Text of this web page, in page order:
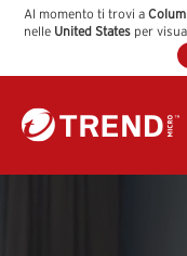
Al momento ti trovi a
nelle United States per